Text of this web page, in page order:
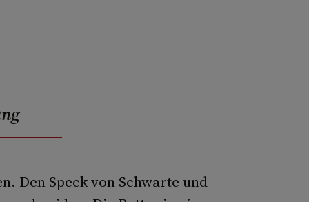
Den Speck von Schwarte und